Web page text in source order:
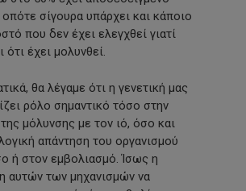
σίγουρα υπάρχει και κάποιο
που δεν έχει ελεγχθεί γιατί
ότι έχει μολυνθεί.
θα λέγαμε ότι η γενετική μας
ρόλο σημαντικό τόσο στην
μόλυνσης με τον ιό, όσο και
απάντηση του οργανισμού
ή στον εμβολιασμό. Ίσως η
αυτών των μηχανισμών να